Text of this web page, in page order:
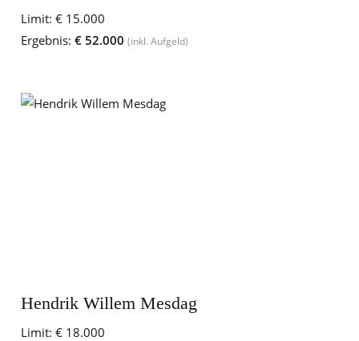
Limit: € 15.000
Ergebnis: € 52.000 (inkl. Aufgeld)
Hendrik Willem Mesdag
Limit: € 18.000